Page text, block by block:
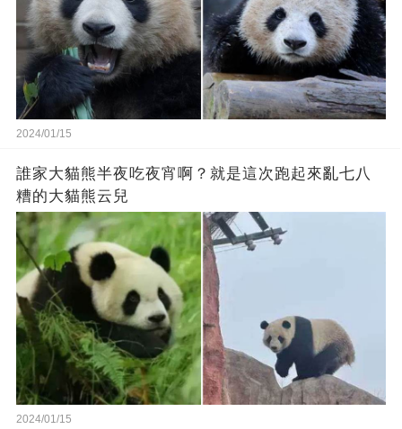
2024/01/15
誰家大貓熊半夜吃夜宵啊？就是這次跑起來亂七八
糟的大貓熊云兒
2024/01/15